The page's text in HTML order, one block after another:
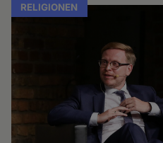
RELIGIONEN